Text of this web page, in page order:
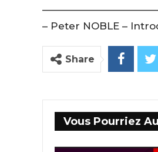
– Peter NOBLE –
Share
Vous Pourriez